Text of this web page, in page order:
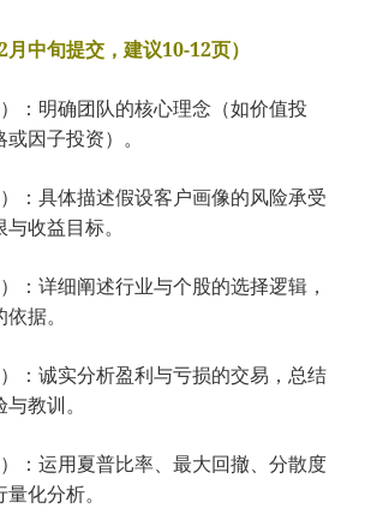
中旬提交，建议10-12页）
：明确团队的核心理念（如价值投
因子投资）。
：具体描述假设客户画像的风险承受
收益目标。
：详细阐述行业与个股的选择逻辑，
据。
：诚实分析盈利与亏损的交易，总结
教训。
：运用夏普比率、最大回撤、分散度
化分析。